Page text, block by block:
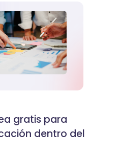
gratis para
dentro del